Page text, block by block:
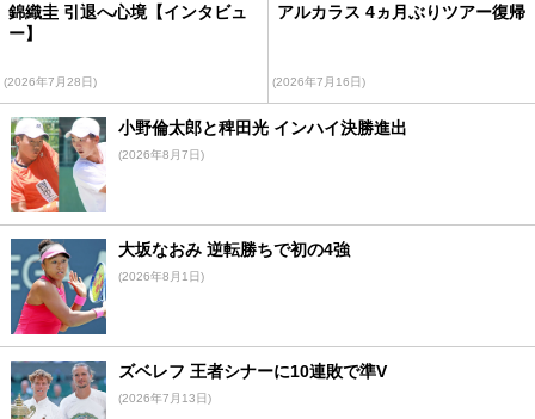
錦織圭 引退へ心境【インタビュ
ー】
(2026年7月28日)
アルカラス 4ヵ月ぶりツアー復帰
(2026年7月16日)
小野倫太郎と稗田光 インハイ決勝進出
(2026年8月7日)
大坂なおみ 逆転勝ちで初の4強
(2026年8月1日)
ズベレフ 王者シナーに10連敗で準V
(2026年7月13日)